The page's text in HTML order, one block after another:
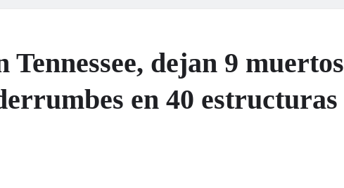
dejan 9 muertos
en 40 estructuras